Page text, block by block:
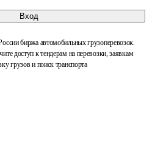
Вход
биржа автомобильных грузоперевозок.
доступ к тендерам на перевозки, заявкам
грузов и поиск транспорта